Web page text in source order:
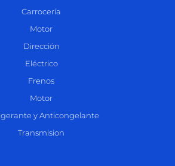
Carrocería
Motor
Dirección
Eléctrico
Frenos
Motor
y Anticongelante
Transmision